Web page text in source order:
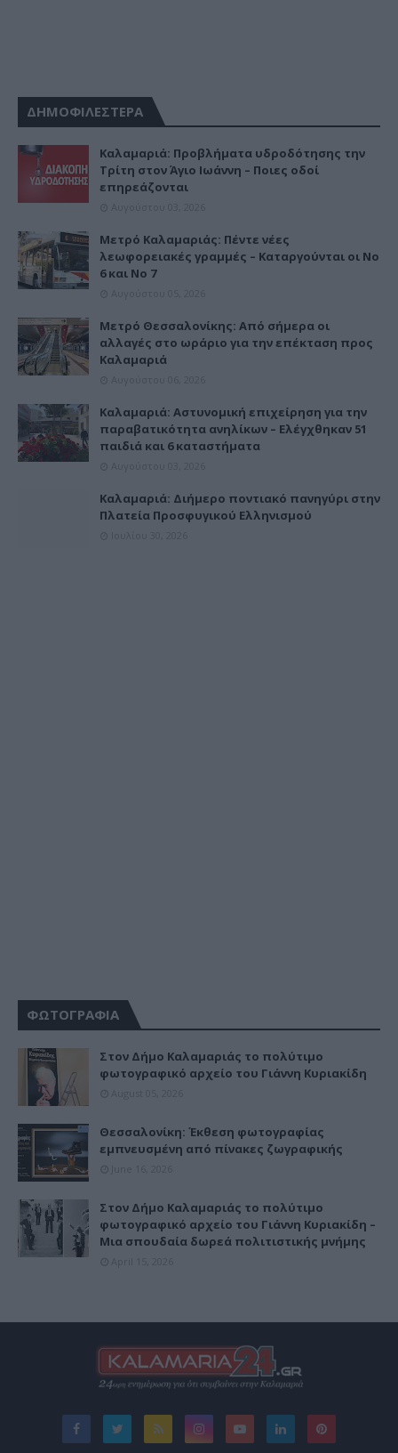
ΔΗΜΟΦΙΛΕΣΤΕΡΑ
Καλαμαριά: Προβλήματα υδροδότησης την
Τρίτη στον Άγιο Ιωάννη – Ποιες οδοί
επηρεάζονται
Μετρό Καλαμαριάς: Πέντε νέες
λεωφορειακές γραμμές – Καταργούνται οι Νο
6 και Νο 7
Μετρό Θεσσαλονίκης: Από σήμερα οι
αλλαγές στο ωράριο για την επέκταση προς
Καλαμαριά
Καλαμαριά: Αστυνομική επιχείρηση για την
παραβατικότητα ανηλίκων – Ελέγχθηκαν 51
παιδιά και 6 καταστήματα
Καλαμαριά: Διήμερο ποντιακό πανηγύρι στην
Πλατεία Προσφυγικού Ελληνισμού
ΦΩΤΟΓΡΑΦΙΑ
Στον Δήμο Καλαμαριάς το πολύτιμο
φωτογραφικό αρχείο του Γιάννη Κυριακίδη
Θεσσαλονίκη: Έκθεση φωτογραφίας
εμπνευσμένη από πίνακες ζωγραφικής
Στον Δήμο Καλαμαριάς το πολύτιμο
φωτογραφικό αρχείο του Γιάννη Κυριακίδη –
Μια σπουδαία δωρεά πολιτιστικής μνήμης